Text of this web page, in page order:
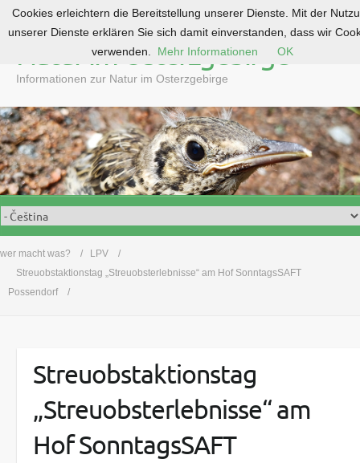
o
c
o
n
t
e
n
Natur im Osterzgebirge
Informationen zur Natur im Osterzgebirge
wer macht was?
LPV
Streuobstaktionstag „Streuobsterlebnisse“ am Hof SonntagsSAFT
Possendorf
Streuobstaktionstag
„Streuobsterlebnisse“ am
Hof SonntagsSAFT
Cookies erleichtern die Bereitstellung unserer Dienste. Mit der
unserer Dienste erklären Sie sich damit einverstanden, dass wir
verwenden.
Mehr Informationen OK